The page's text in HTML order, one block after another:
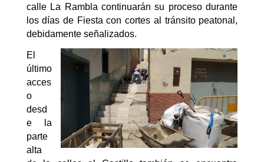
calle La Rambla continuarán su proceso durante
los días de Fiesta con cortes al tránsito peatonal,
debidamente señalizados.
El
último
acces
o
desd
e la
parte
alta